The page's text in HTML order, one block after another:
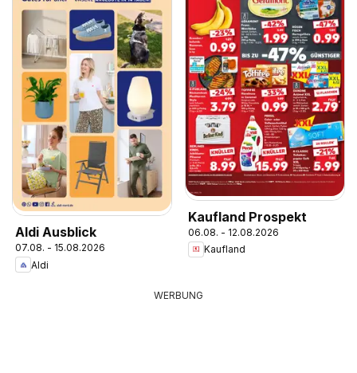
Aldi Ausblick
07.08. - 15.08.2026
Aldi
Kaufland Prospekt
06.08. - 12.08.2026
Kaufland
WERBUNG